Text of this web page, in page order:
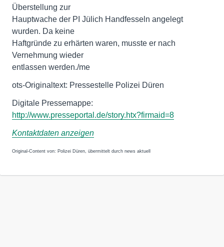
Überstellung zur
Hauptwache der PI Jülich Handfesseln angelegt
wurden. Da keine
Haftgründe zu erhärten waren, musste er nach
Vernehmung wieder
entlassen werden./me
ots-Originaltext: Pressestelle Polizei Düren
http://www.presseportal.de/story.htx?firmaid=8
Kontaktdaten anzeigen
Original-Content von: Polizei Düren, übermittelt durch news aktuell